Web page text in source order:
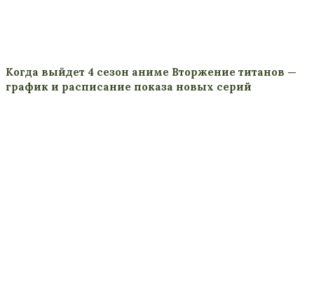
Когда выйдет 4 сезон аниме Вторжение титанов —
график и расписание показа новых серий